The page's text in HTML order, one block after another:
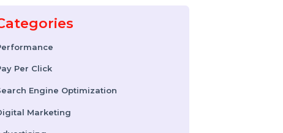
Performance
Pay Per Click
Search Engine Optimization